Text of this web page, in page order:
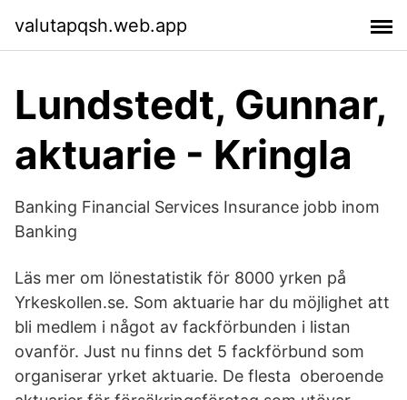
valutapqsh.web.app
Lundstedt, Gunnar,
aktuarie - Kringla
Banking Financial Services Insurance jobb inom
Banking
Läs mer om lönestatistik för 8000 yrken på
Yrkeskollen.se. Som aktuarie har du möjlighet att
bli medlem i något av fackförbunden i listan
ovanför. Just nu finns det 5 fackförbund som
organiserar yrket aktuarie. De flesta​ oberoende